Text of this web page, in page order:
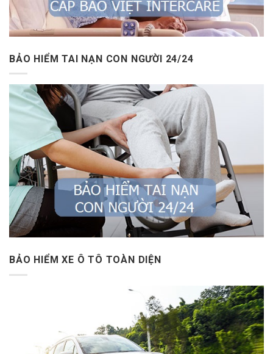
BẢO HIỂM TAI NẠN CON NGƯỜI 24/24
BẢO HIỂM XE Ô TÔ TOÀN DIỆN